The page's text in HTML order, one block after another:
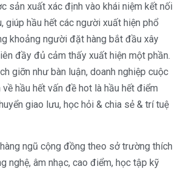
sản xuất xác định vào khái niệm kết nối
giúp hầu hết các người xuất hiện phổ
khoảng người đặt hàng bắt đầu xây
đầy đủ cảm thấy xuất hiện một phần.
giỡn như bàn luận, doanh nghiệp cuộc
về hầu hết vấn đề hot là hầu hết điểm
giao lưu, học hỏi & chia sẻ & trí tuệ
ngũ cộng đồng theo sở trường thích
nghệ, âm nhạc, cao điểm, học tập kỹ